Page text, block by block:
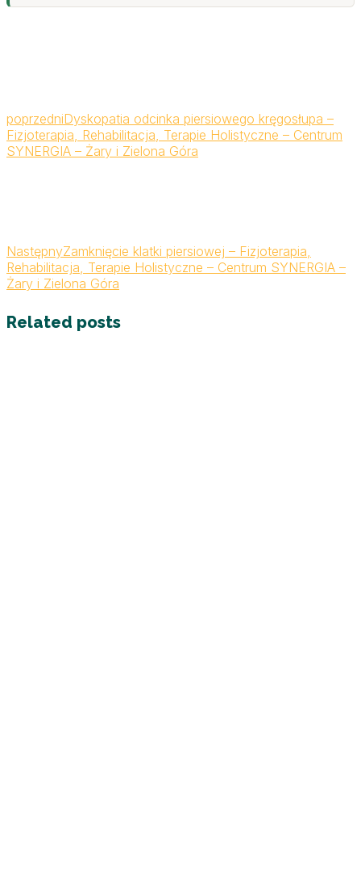
poprzedniDyskopatia odcinka piersiowego kręgosłupa –
Fizjoterapia, Rehabilitacja, Terapie Holistyczne – Centrum
SYNERGIA – Żary i Zielona Góra
NastępnyZamknięcie klatki piersiowej – Fizjoterapia,
Rehabilitacja, Terapie Holistyczne – Centrum SYNERGIA –
Żary i Zielona Góra
Related posts